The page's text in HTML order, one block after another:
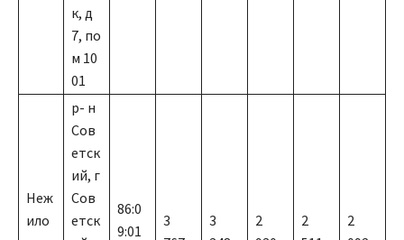
к, д
7, по
м 10
01
Неж
ило
р- н
Сов
етск
ий, г
Сов
етск
86:0
9:01
3
3
2
2
2